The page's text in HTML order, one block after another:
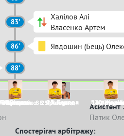
83'
Халілов Алі
Власенко Артем
86' Явдошин (Бець)
88'
Баглай 15 Костюк 5
6 Бундаш 21 Середа
28 Канте 20
Макаренко 25 Левун 16
7 Плакса 88 Яременко 51
Карташев
Асистент
Патик
Спостерігач арбітражу: